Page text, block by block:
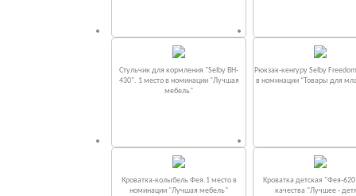
Стульчик для кормления "Selby BH-
430". 1 место в номинации "Лучшая
мебель"
Рюкзак-кенгуру Selby
в номинации “Товары для
Кроватка-колыбель Фея.1 место в
номинации "Лучшая мебель"
Кроватка детская "Фея-
качества "Лучшее -